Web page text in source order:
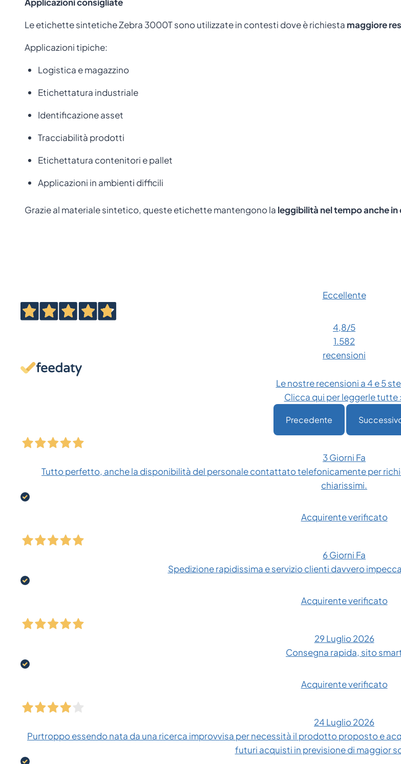
Le etichette sintetiche Zebra 3000T sono utilizzate in contesti dove è richiesta maggiore
Applicazioni tipiche:
Logistica e magazzino
Etichettatura industriale
Identificazione asset
Tracciabilità prodotti
Etichettatura contenitori e pallet
Applicazioni in ambienti difficili
Grazie al materiale sintetico, queste etichette mantengono la leggibilità nel tempo anche
Eccellente
4,8/5
1.582
recensioni
Le nostre recensioni a 4 e 5
Clicca qui per leggerle tutte
Precedente
3 Giorni Fa
Tutto perfetto, anche la disponibilità del personale contattato telefonicamente per
chiarissimi.
Acquirente verificato
6 Giorni Fa
Spedizione rapidissima e servizio clienti davvero
Acquirente verificato
29 Luglio 2026
Consegna rapida, sito
Acquirente verificato
24 Luglio 2026
Purtroppo essendo nata da una ricerca improvvisa per necessità il prodotto proposto e
futuri acquisti in previsione di maggior